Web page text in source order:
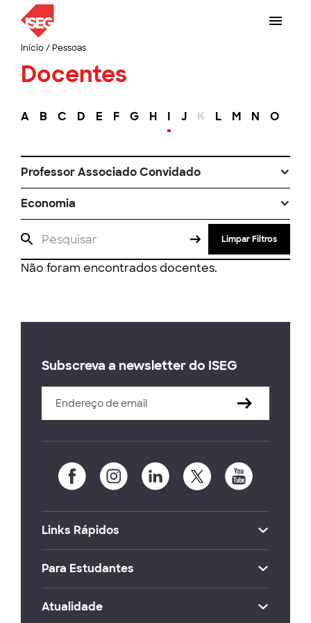
Início/ Pessoas
Docentes
A B C D E F G H I J K L M N O
Professor Associado Convidado
Economia
Limpar Filtros
Não foram encontrados docentes.
Subscreva a newsletter do ISEG
Links Rápidos
Para Estudantes
Atualidade